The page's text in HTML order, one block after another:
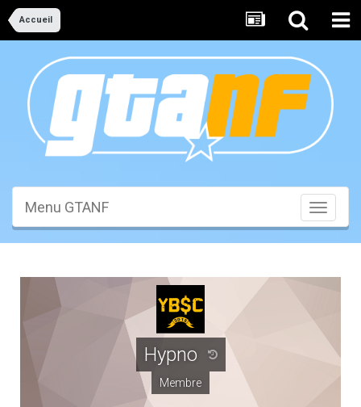
Accueil
Toggle
Menu GTANF
Hypno
Membre